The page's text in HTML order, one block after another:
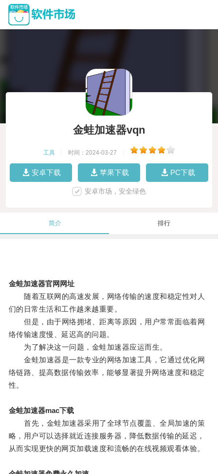
金蛙加速器vqn
工具 时间：2024-03-27
安卓下载 苹果下载 PC下载
安卓市场，安全绿色
简介 排行
金蛙加速器官网网址
随着互联网的高速发展，网络传输的速度和稳定性对人
们的日常生活和工作越来越重要。
但是，由于网络拥堵、距离等原因，用户常常面临着网
络传输速度慢、延迟高的问题。
为了解决这一问题，金蛙加速器应运而生。
金蛙加速器是一款专业的网络加速工具，它通过优化网
络链路、提高数据传输效率，能够显著提升网络速度和稳定
性。
金蛙加速器mac下载
首先，金蛙加速器采用了全球节点覆盖、全局加速的策
略，用户可以选择就近连接服务器，降低数据传输的延迟，
从而实现更快的网页加载速度和流畅的在线视频观看体验。